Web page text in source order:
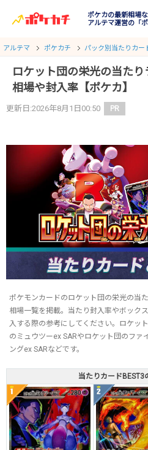
ポケカの最新相場
アルテマ運営の「ポ
アルテマ ポケカチ パック別当たりカー
ロケット団の栄光の当た
相場や封入率【ポケカ】
更新日:2026年8月1日00:50 PR
ポケモンカードのロケット団の栄光の当
相場一覧を掲載。当たり封入率やボック
入する際の参考にしてください。ロケッ
のミュウツーex SARやロケット団のファ
ングex SARなどです。
当たりカードBEST3